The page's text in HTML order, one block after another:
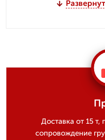
Доставка от 15
сопровождение